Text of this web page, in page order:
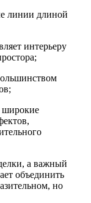
линии длиной
интерьеру
широкие
а важный
объединить
но